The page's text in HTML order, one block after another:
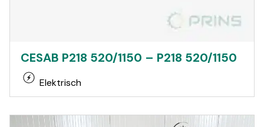
CESAB P218 520/1150 – P218 520/1150
Elektrisch